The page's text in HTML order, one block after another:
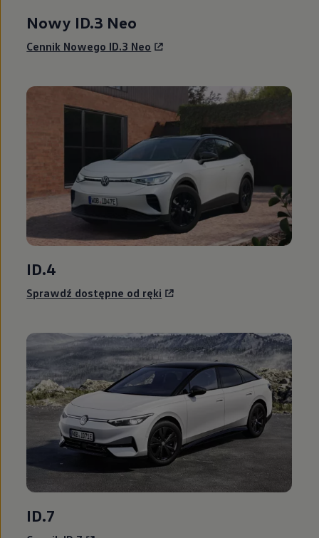
Nowy ID.3 Neo
Cennik Nowego ID.3 Neo
ID.4
Sprawdź dostępne od ręki
ID.7